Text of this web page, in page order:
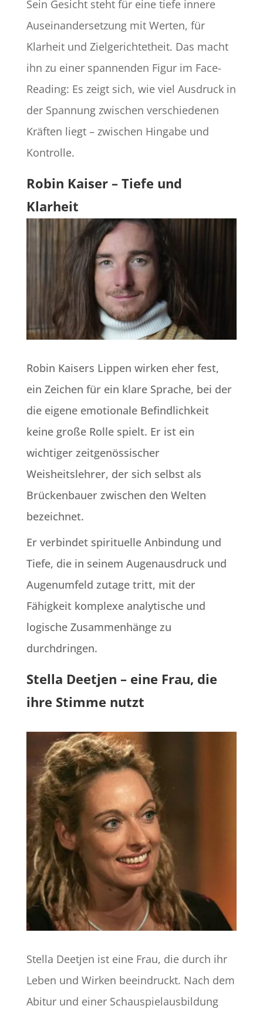
Sein Gesicht steht für eine tiefe innere
Auseinandersetzung mit Werten, für
Klarheit und Zielgerichtetheit. Das macht
ihn zu einer spannenden Figur im Face-
Reading: Es zeigt sich, wie viel Ausdruck in
der Spannung zwischen verschiedenen
Kräften liegt – zwischen Hingabe und
Kontrolle.
Robin Kaiser – Tiefe und
Klarheit
Robin Kaisers Lippen wirken eher fest,
ein Zeichen für ein klare Sprache, bei der
die eigene emotionale Befindlichkeit
keine große Rolle spielt. Er ist ein
wichtiger zeitgenössischer
Weisheitslehrer, der sich selbst als
Brückenbauer zwischen den Welten
bezeichnet.
Er verbindet spirituelle Anbindung und
Tiefe, die in seinem Augenausdruck und
Augenumfeld zutage tritt, mit der
Fähigkeit komplexe analytische und
logische Zusammenhänge zu
durchdringen.
Stella Deetjen – eine Frau, die
ihre Stimme nutzt
Stella Deetjen ist eine Frau, die durch ihr
Leben und Wirken beeindruckt. Nach dem
Abitur und einer Schauspielausbildung